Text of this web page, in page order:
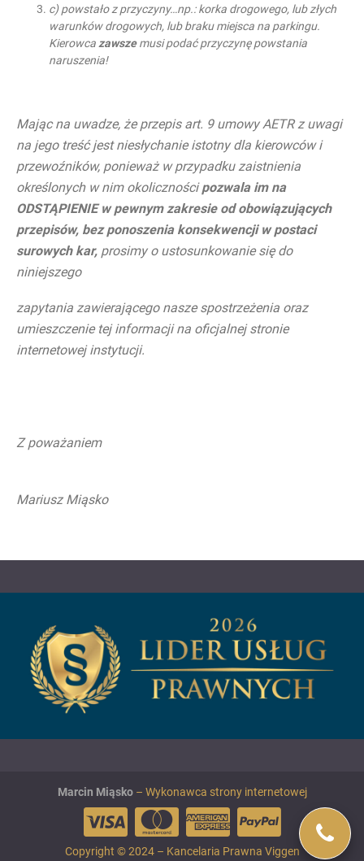
c) powstało z przyczyny…np.: korka drogowego, lub złych
warunków drogowych, lub braku miejsca na parkingu.
Kierowcazawszemusi podać przyczynę powstania
naruszenia!
Mając na uwadze, że przepis art. 9 umowy AETR z uwagi
na jego treść jest niesłychanie istotny dla kierowców i
przewoźników, ponieważ w przypadku zaistnienia
określonych w nim okolicznościpozwala im na
ODSTĄPIENIE w pewnym zakresie od obowiązujących
przepisów, bez ponoszenia konsekwencji w postaci
surowych kar, prosimy o ustosunkowanie się do
niniejszego
zapytania zawierającego nasze spostrzeżenia oraz
umieszczenie tej informacji na oficjalnej stronie
internetowej instytucji.
Z poważaniem
Mariusz Miąsko
Marcin Miąsko– Wykonawca strony internetowej
Copyright © 2024 – Kancelaria Prawna Viggen